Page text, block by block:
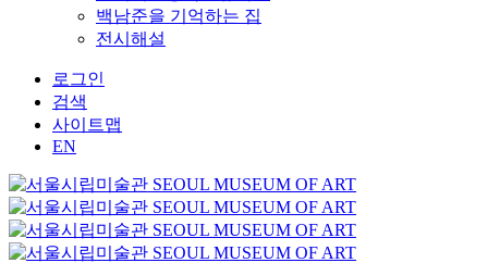
백남준을 기억하는 집
전시해설
로그인
검색
사이트맵
EN